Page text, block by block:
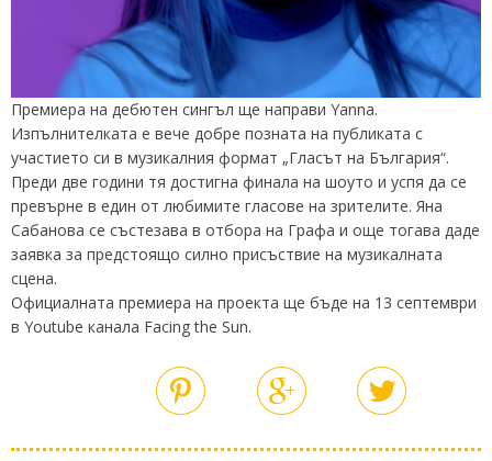
Премиера на дебютен сингъл ще направи Yanna.
Изпълнителката е вече добре позната на публиката с
участието си в музикалния формат „Гласът на България“.
Преди две години тя достигна финала на шоуто и успя да се
превърне в един от любимите гласове на зрителите. Яна
Сабанова се състезава в отбора на Графа и още тогава даде
заявка за предстоящо силно присъствие на музикалната
сцена.
Официалната премиера на проекта ще бъде на 13 септември
в Youtube канала Facing the Sun.